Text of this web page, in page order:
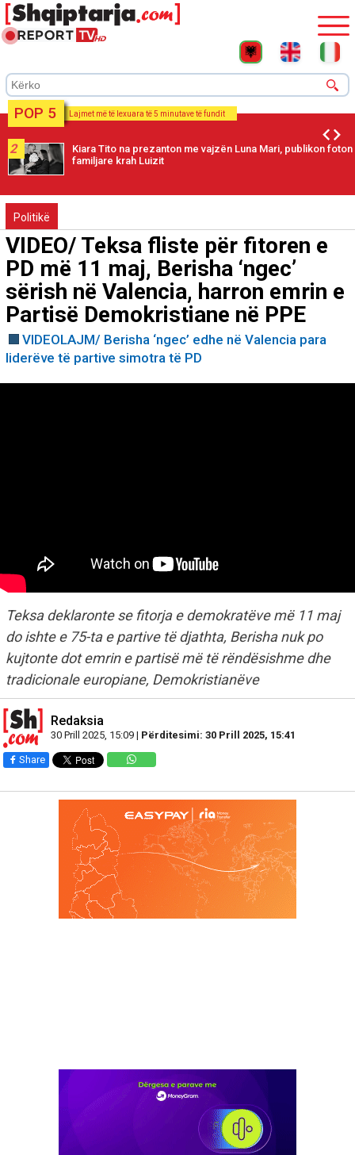
POP 5 Lajmet më të lexuara të 5 minutave të fundit
2
Kiara Tito na prezanton me vajzën Luna Mari, publikon foton
familjare krah Luizit
Politikë
VIDEO/ Teksa fliste për fitoren e
PD më 11 maj, Berisha ‘ngec’
sërish në Valencia, harron emrin e
Partisë Demokristiane në PPE
VIDEOLAJM/ Berisha ‘ngec’ edhe në Valencia para
liderëve të partive simotra të PD
Teksa deklaronte se fitorja e demokratëve më 11 maj
do ishte e 75-ta e partive të djathta, Berisha nuk po
kujtonte dot emrin e partisë më të rëndësishme dhe
tradicionale europiane, Demokristianëve
Redaksia
30 Prill 2025, 15:09 | Përditesimi: 30 Prill 2025, 15:41
Share